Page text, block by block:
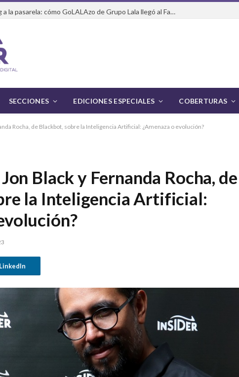
Del packaging a la pasarela: cómo GoLALAzo de Grupo Lala llegó al Fashion Week de México
SECCIONES EDICIONES ESPECIALES COBERTURAS
Rocha, de Blackbot, sobre la Inteligencia Artificial: ¿Amenaza o evolución?
Black y Fernanda Rocha, de
la Inteligencia Artificial:
LinkedIn